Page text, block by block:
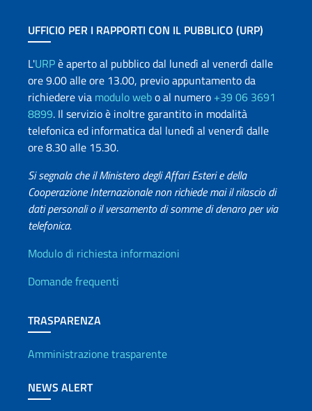
UFFICIO PER I RAPPORTI CON IL PUBBLICO (URP)
L'URPè aperto al pubblico dal lunedì al venerdì dalle
ore 9.00 alle ore 13.00, previo appuntamento da
richiedere via modulo webo al numero +39 06 3691
8899. Il servizio è inoltre garantito in modalità
telefonica ed informatica dal lunedì al venerdì dalle
ore 8.30 alle 15.30.
Si segnala che il Ministero degli Affari Esteri e della
Cooperazione Internazionale non richiede mai il rilascio di
dati personali o il versamento di somme di denaro per via
telefonica.
Info utili
Modulo di richiesta informazioni
Domande frequenti
TRASPARENZA
Amministrazione trasparente
NEWS ALERT